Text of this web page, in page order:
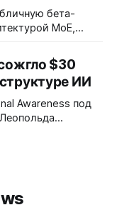
бета-
MoE,
модель
$0,7324 у Claude
и comp…
$30
ИИ
Awareness под
— маржин-коллы